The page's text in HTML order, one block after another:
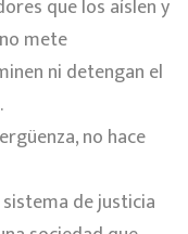
que los aíslen y
mete
ni detengan el
no hace
de justicia